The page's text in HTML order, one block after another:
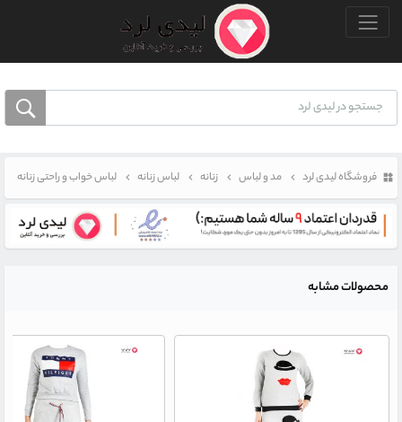
منو بالا
فروشگاه لیدی لرد مد و لباس زنانه لباس زنانه لباس خواب و راحتی زنانه
محصولات مشابه